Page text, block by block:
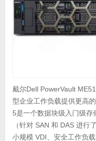
戴尔Dell PowerVault
型企业工作负载提供更高
5是一个数据块级入门级
（针对 SAN 和 DAS 进行
小规模 VDI、安全工作负